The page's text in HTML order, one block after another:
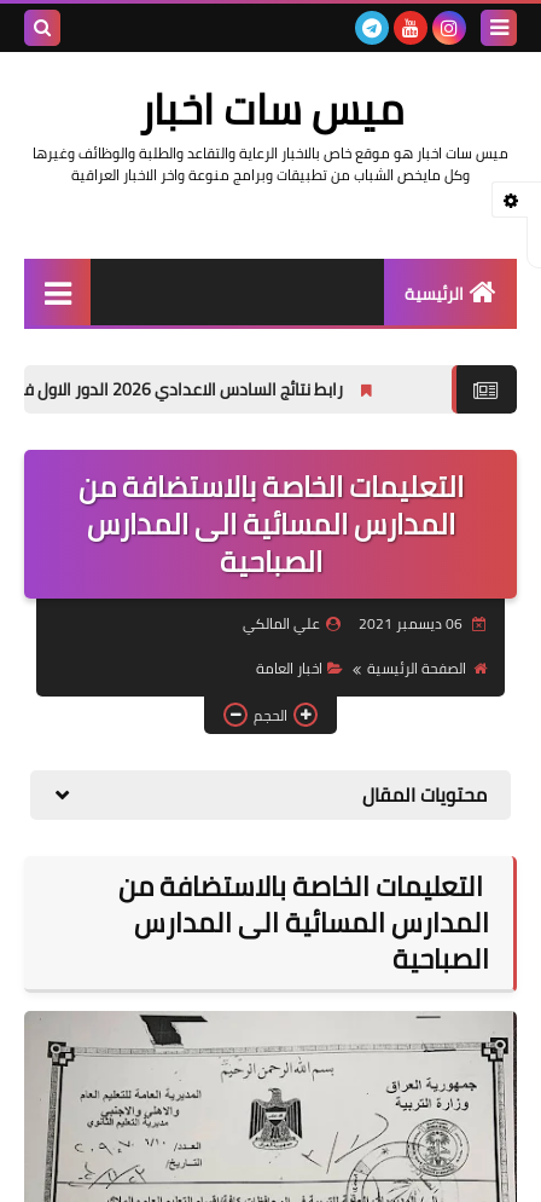
ميس سات اخبار
ميس سات اخبار هو موقع خاص بالاخبار الرعاية والتقاعد والطلبة والوظائف وغيرها
وكل مايخص الشباب من تطبيقات وبرامج منوعة واخر الاخبار العراقية
الرئيسية
اخبار وزارة التربية والتعليم
اخبار وزارة العمل وهيئة
التقاعد
قسم التطبيقات
قطع الاراضي
الربح من الانترنت
رابط نتائج السادس الاعدادي 2026 الدور الاول في العراق | موقع نتائجنا
التعليمات الخاصة بالاستضافة من
المدارس المسائية الى المدارس
الصباحية
06 ديسمبر 2021
علي المالكي
الصفحة الرئيسية
اخبار العامة
الحجم
محتويات المقال
التعليمات الخاصة بالاستضافة من
المدارس المسائية الى المدارس
الصباحية